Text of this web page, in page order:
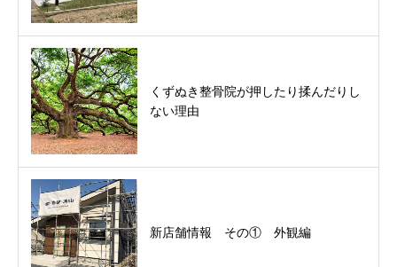
くずぬき整骨院が押したり揉んだりし
ない理由
新店舗情報 その① 外観編